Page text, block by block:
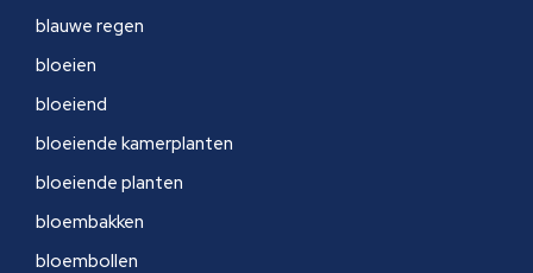
blauwe regen
bloeien
bloeiend
bloeiende kamerplanten
bloeiende planten
bloembakken
bloembollen